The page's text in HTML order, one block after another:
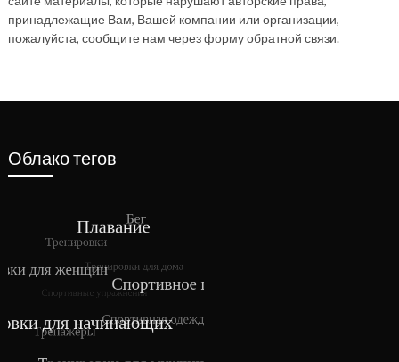
принадлежащие Вам, Вашей компании или организации,
пожалуйста, сообщите нам через форму обратной связи.
Облако тегов